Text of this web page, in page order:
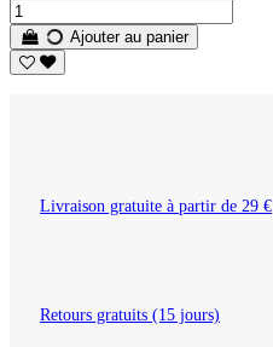
Ajouter au panier
Livraison gratuite à partir de 29 €
Retours gratuits (15 jours)